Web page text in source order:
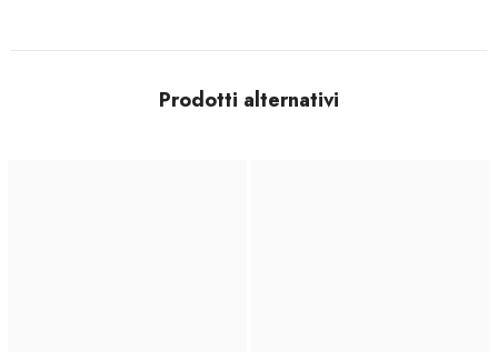
Prodotti alternativi